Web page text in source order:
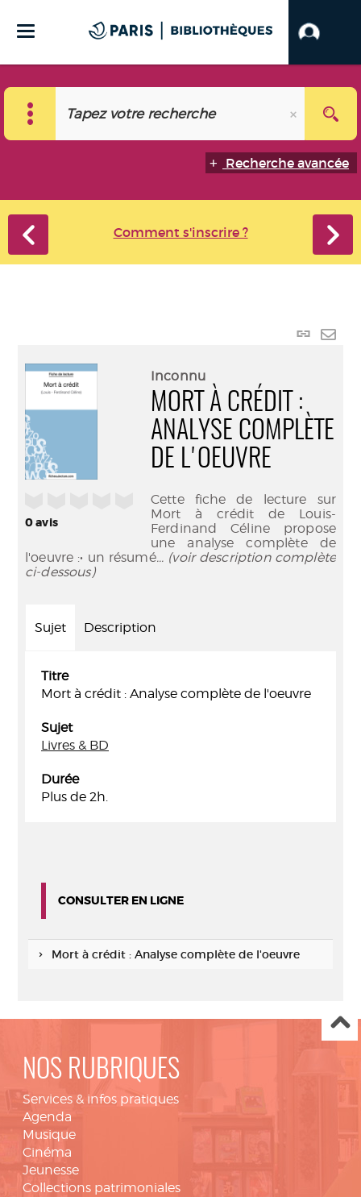
Recherche avancée
Comment s'inscrire ?
Lien
0avis
Inconnu
MORT À CRÉDIT :
ANALYSE COMPLÈTE
DE L'OEUVRE
Cette fiche de lecture sur
Mort à crédit de Louis-
Ferdinand Céline propose
une analyse complète de
l'oeuvre :• un résumé... (voir description complète
ci-dessous)
Sujet Description
Titre
Mort à crédit : Analyse complète de l'oeuvre
Sujet
Livres & BD
Durée
Plus de 2h.
CONSULTER EN LIGNE
Mort à crédit : Analyse complète de l'oeuvre
NOS RUBRIQUES
Services & infos pratiques
Agenda
Musique
Cinéma
Jeunesse
Collections patrimoniales